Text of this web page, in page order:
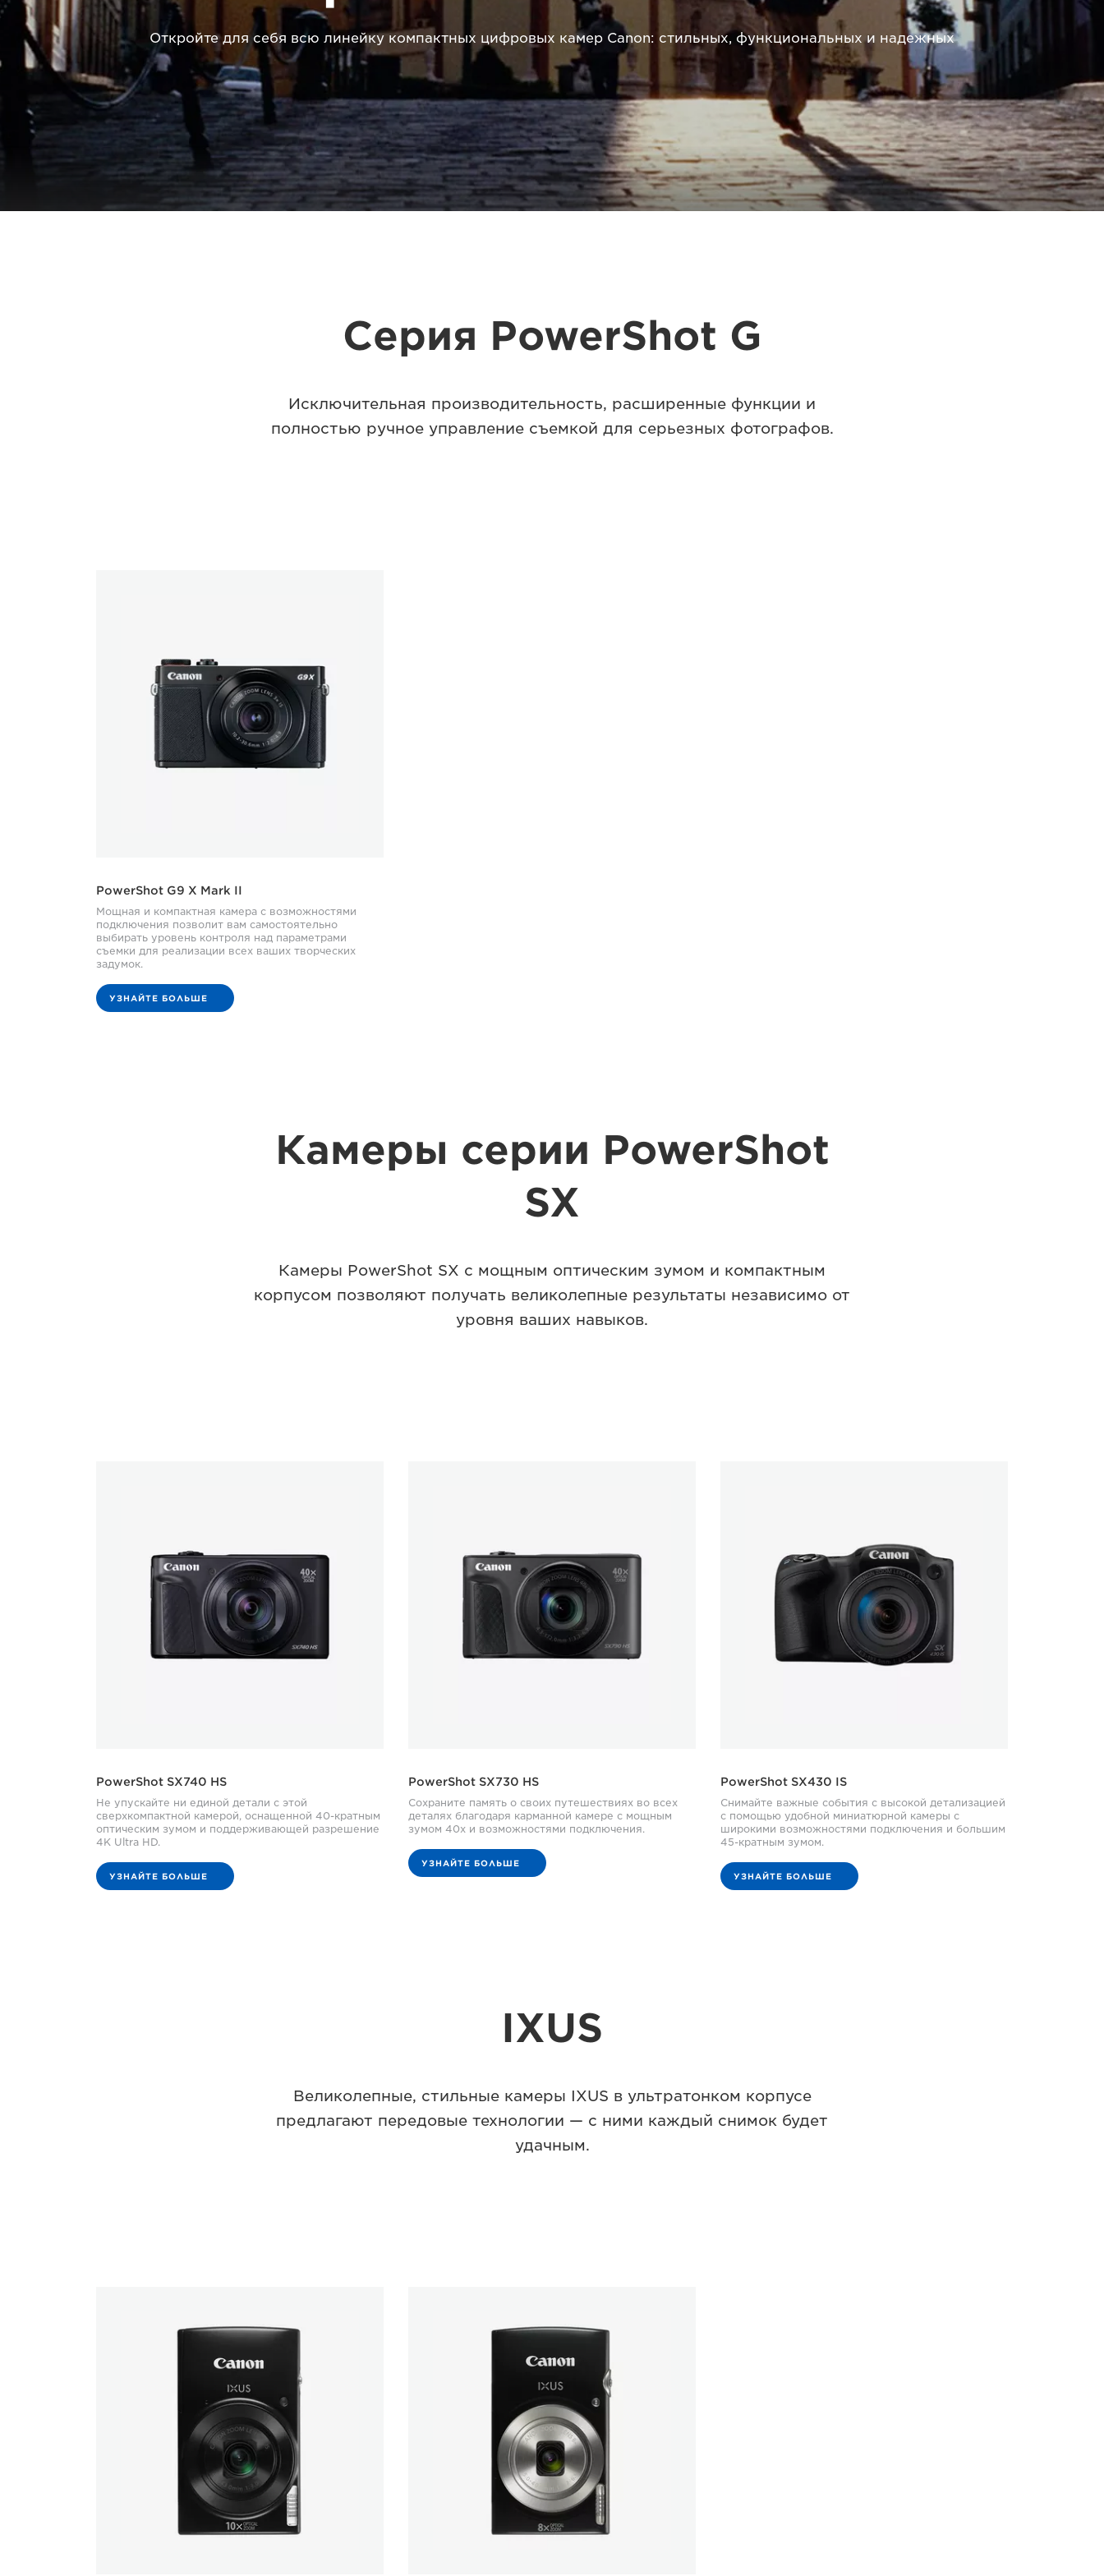
Откройте для себя всю линейку компактных цифровых камер Canon: стильных, функциональных и надежных
Серия PowerShot G
Исключительная производительность, расширенные функции и
полностью ручное управление съемкой для серьезных фотографов.
PowerShot G9 X Mark II
Мощная и компактная камера с возможностями
подключения позволит вам самостоятельно
выбирать уровень контроля над параметрами
съемки для реализации всех ваших творческих
задумок.
УЗНАЙТЕ БОЛЬШЕ
Камеры серии PowerShot
SX
Камеры PowerShot SX с мощным оптическим зумом и компактным
корпусом позволяют получать великолепные результаты независимо от
уровня ваших навыков.
PowerShot SX740 HS
Не упускайте ни единой детали с этой
сверхкомпактной камерой, оснащенной 40-кратным
оптическим зумом и поддерживающей разрешение
4K Ultra HD.
УЗНАЙТЕ БОЛЬШЕ
PowerShot SX730 HS
Сохраните память о своих путешествиях во всех
деталях благодаря карманной камере с мощным
зумом 40x и возможностями подключения.
УЗНАЙТЕ БОЛЬШЕ
PowerShot SX430 IS
Снимайте важные события с высокой детализацией
с помощью удобной миниатюрной камеры с
широкими возможностями подключения и большим
45-кратным зумом.
УЗНАЙТЕ БОЛЬШЕ
IXUS
Великолепные, стильные камеры IXUS в ультратонком корпусе
предлагают передовые технологии — с ними каждый снимок будет
удачным.